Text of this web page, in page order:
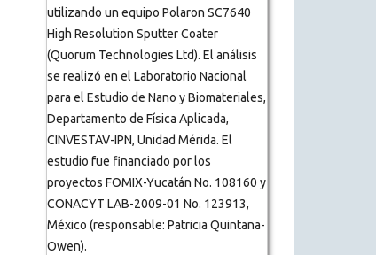
utilizando un equipo Polaron SC7640
High Resolution Sputter Coater
(Quorum Technologies Ltd). El análisis
se realizó en el Laboratorio Nacional
para el Estudio de Nano y Biomateriales,
Departamento de Física Aplicada,
CINVESTAV-IPN, Unidad Mérida. El
estudio fue financiado por los
proyectos FOMIX-Yucatán No. 108160 y
CONACYT LAB-2009-01 No. 123913,
México (responsable: Patricia Quintana-
Owen).